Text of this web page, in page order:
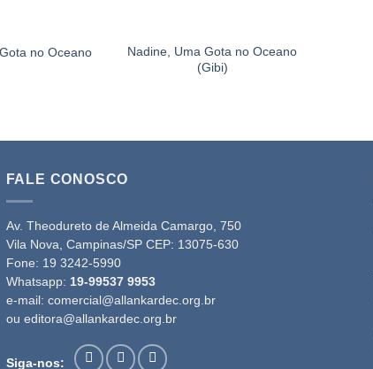
no Oceano
Nadine, Uma Gota no Oceano
(Gibi)
FALE CONOSCO
Av. Theodureto de Almeida Camargo, 750
Vila Nova, Campinas/SP CEP: 13075-630
Fone: 19 3242-5990
Whatsapp: 19-99537 9953
e-mail: comercial@allankardec.org.br
ou editora@allankardec.org.br
Siga-nos: